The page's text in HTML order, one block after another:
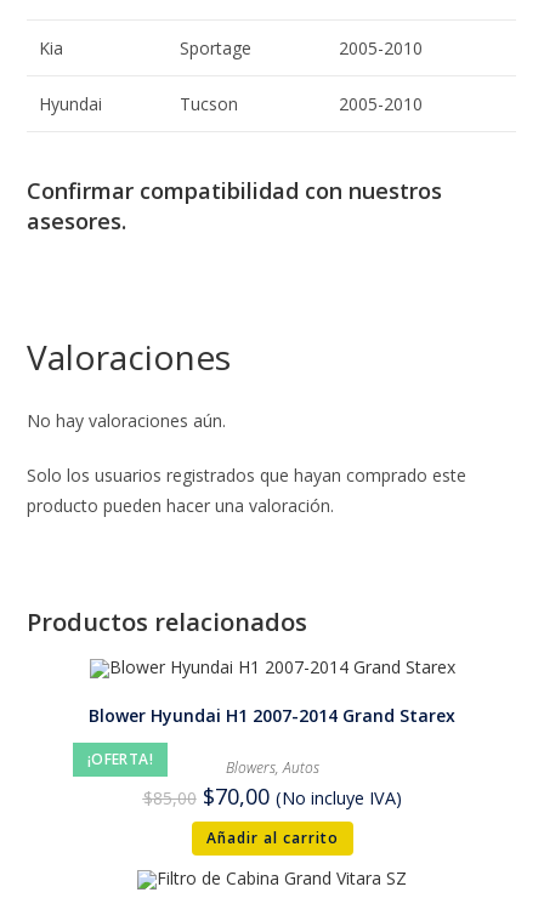
Kia Sportage 2005-2010
Hyundai Tucson 2005-2010
Confirmar compatibilidad con nuestros
asesores.
Valoraciones
No hay valoraciones aún.
Solo los usuarios registrados que hayan comprado este
producto pueden hacer una valoración.
Productos relacionados
¡OFERTA!
Blower Hyundai H1 2007-2014 Grand Starex
Blowers,Autos
$85,00 $70,00 (No incluye IVA)
Añadir al carrito